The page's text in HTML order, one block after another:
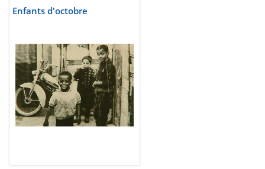
Enfants d'octobre